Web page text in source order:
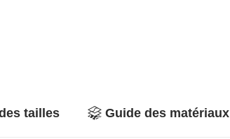
tailles Guide des matériaux